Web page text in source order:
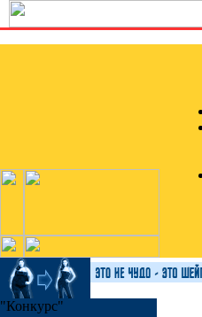
"Конкурс"